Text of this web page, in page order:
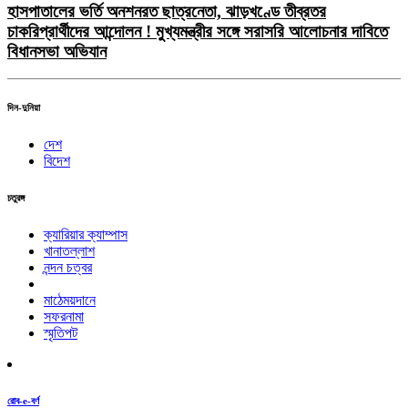
হাসপাতালের ভর্তি অনশনরত ছাত্রনেতা, ঝাড়খণ্ডে তীব্রতর
চাকরিপ্রার্থীদের আন্দোলন ! মুখ্যমন্ত্রীর সঙ্গে সরাসরি আলোচনার দাবিতে
বিধানসভা অভিযান
দিন-দুনিয়া
দেশ
বিদেশ
চতুরঙ্গ
ক্যারিয়ার ক্যাম্পাস
খানাতল্লাশ
নন্দন চত্বর
মাঠেময়দানে
সফরনামা
স্মৃতিপট
রোব-e-বর্ণ